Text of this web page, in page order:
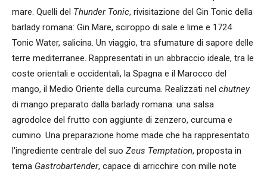
mare. Quelli del Thunder Tonic, rivisitazione del Gin Tonic della
barlady romana: Gin Mare, sciroppo di sale e lime e 1724
Tonic Water, salicina. Un viaggio, tra sfumature di sapore delle
terre mediterranee. Rappresentati in un abbraccio ideale, tra le
coste orientali e occidentali, la Spagna e il Marocco del
mango, il Medio Oriente della curcuma. Realizzati nel chutney
di mango preparato dalla barlady romana: una salsa
agrodolce del frutto con aggiunte di zenzero, curcuma e
cumino. Una preparazione home made che ha rappresentato
l'ingrediente centrale del suo Zeus Temptation, proposta in
tema Gastrobartender, capace di arricchire con mille note